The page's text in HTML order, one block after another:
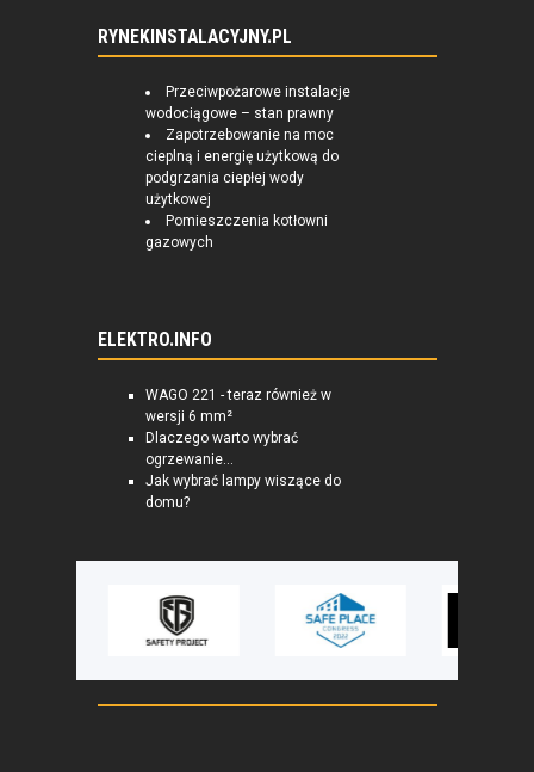
RYNEKINSTALACYJNY.PL
Przeciwpożarowe instalacje
wodociągowe – stan prawny
Zapotrzebowanie na moc
cieplną i energię użytkową do
podgrzania ciepłej wody
użytkowej
Pomieszczenia kotłowni
gazowych
ELEKTRO.INFO
WAGO 221 - teraz również w
wersji 6 mm²
Dlaczego warto wybrać
ogrzewanie...
Jak wybrać lampy wiszące do
domu?